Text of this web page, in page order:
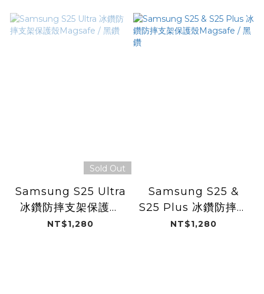
Sold Out
Samsung S25 Ultra
冰鑽防摔支架保護殼
Magsafe / 黑鑽
NT$1,280
Samsung S25 &
S25 Plus 冰鑽防摔支
架保護殼Magsafe /
NT$1,280